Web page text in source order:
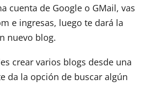
cuenta de Google o GMail, vas
e ingresas, luego te dará la
nuevo blog.
crear varios blogs desde una
da la opción de buscar algún